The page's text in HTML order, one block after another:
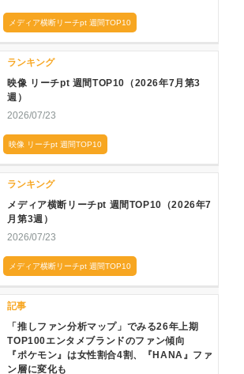
メディア横断リーチpt 週間TOP10
ランキング
映像 リーチpt 週間TOP10（2026年7月第3
週）
2026/07/23
映像 リーチpt 週間TOP10
ランキング
メディア横断リーチpt 週間TOP10（2026年7
月第3週）
2026/07/23
メディア横断リーチpt 週間TOP10
記事
「推しファン分析マップ」でみる26年上期
TOP100エンタメブランドのファン傾向
『ポケモン』は女性割合4割、『HANA』ファ
ン層に変化も